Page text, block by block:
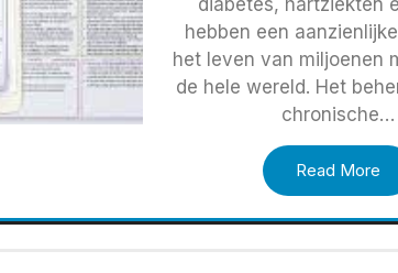
diabetes, hartziekten
hebben een
het leven van miljoenen
de hele wereld. Het
chronische…
Read More